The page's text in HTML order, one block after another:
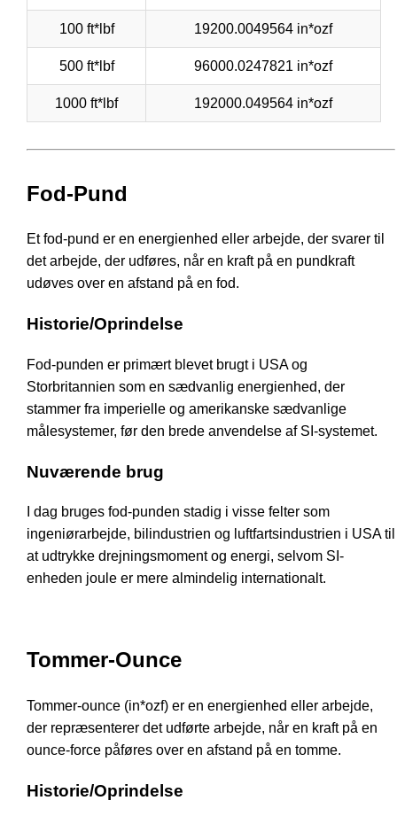
100 ft*lbf 19200.0049564 in*ozf
500 ft*lbf 96000.0247821 in*ozf
1000 ft*lbf 192000.049564 in*ozf
Fod-Pund
Et fod-pund er en energienhed eller arbejde, der svarer til
det arbejde, der udføres, når en kraft på en pundkraft
udøves over en afstand på en fod.
Historie/Oprindelse
Fod-punden er primært blevet brugt i USA og
Storbritannien som en sædvanlig energienhed, der
stammer fra imperielle og amerikanske sædvanlige
målesystemer, før den brede anvendelse af SI-systemet.
Nuværende brug
I dag bruges fod-punden stadig i visse felter som
ingeniørarbejde, bilindustrien og luftfartsindustrien i USA til
at udtrykke drejningsmoment og energi, selvom SI-
enheden joule er mere almindelig internationalt.
Tommer-Ounce
Tommer-ounce (in*ozf) er en energienhed eller arbejde,
der repræsenterer det udførte arbejde, når en kraft på en
ounce-force påføres over en afstand på en tomme.
Historie/Oprindelse